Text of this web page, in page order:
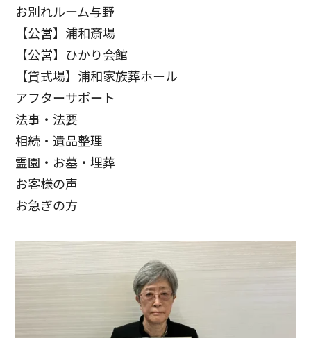
お別れルーム与野
【公営】浦和斎場
【公営】ひかり会館
【貸式場】浦和家族葬ホール
アフターサポート
法事・法要
相続・遺品整理
霊園・お墓・埋葬
お客様の声
お急ぎの方
お客様からたくさんの感謝の声をいただきました